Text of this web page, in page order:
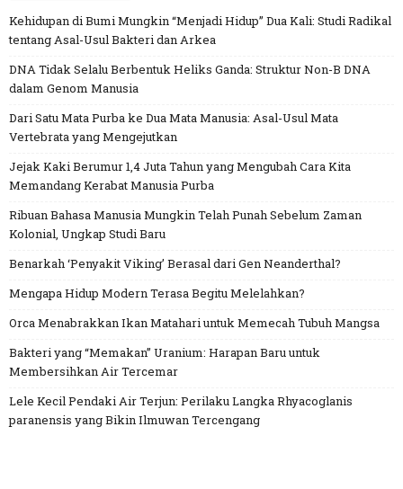
Kehidupan di Bumi Mungkin “Menjadi Hidup” Dua Kali: Studi Radikal
tentang Asal-Usul Bakteri dan Arkea
DNA Tidak Selalu Berbentuk Heliks Ganda: Struktur Non-B DNA
dalam Genom Manusia
Dari Satu Mata Purba ke Dua Mata Manusia: Asal-Usul Mata
Vertebrata yang Mengejutkan
Jejak Kaki Berumur 1,4 Juta Tahun yang Mengubah Cara Kita
Memandang Kerabat Manusia Purba
Ribuan Bahasa Manusia Mungkin Telah Punah Sebelum Zaman
Kolonial, Ungkap Studi Baru
Benarkah ‘Penyakit Viking’ Berasal dari Gen Neanderthal?
Mengapa Hidup Modern Terasa Begitu Melelahkan?
Orca Menabrakkan Ikan Matahari untuk Memecah Tubuh Mangsa
Bakteri yang “Memakan” Uranium: Harapan Baru untuk
Membersihkan Air Tercemar
Lele Kecil Pendaki Air Terjun: Perilaku Langka Rhyacoglanis
paranensis yang Bikin Ilmuwan Tercengang